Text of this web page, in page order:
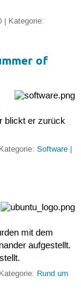
| Kategorie:
of
blickt er zurück
Software|
mit dem
aufgestellt.
Rund um